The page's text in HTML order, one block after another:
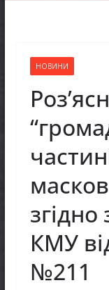
НОВИНИ
КМУ
№211